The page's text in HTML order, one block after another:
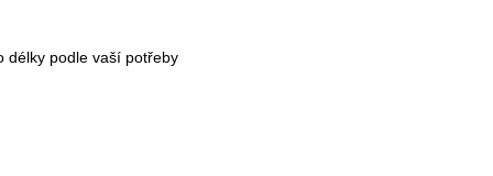
délky podle vaší potřeby